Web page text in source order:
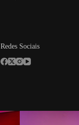
Redes Sociais